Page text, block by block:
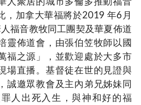
，加拿大華福將於2019 年6月
福音教牧同工團契及華夏佈道
靈佈道會，由張伯笠牧師以國
福之源」，並歡迎處於大多市
場直播。基督徒在世的見證與
誠邀眾教會及主內弟兄姊妹同
人出死入生，與神和好的福